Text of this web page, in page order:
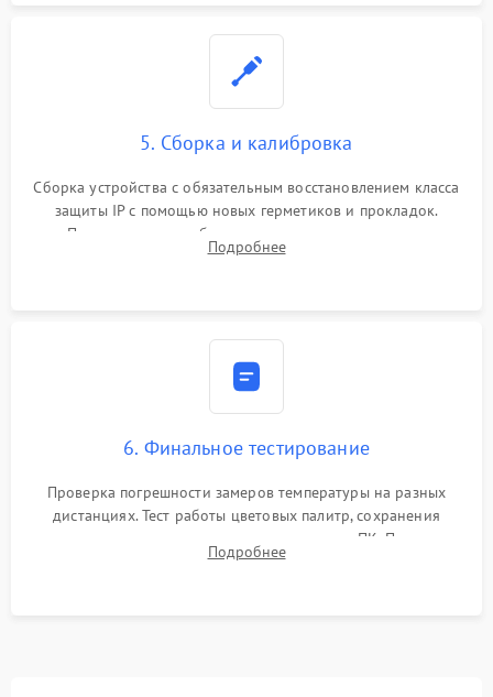
5. Сборка и калибровка
Сборка устройства с обязательным восстановлением класса
защиты IP с помощью новых герметиков и прокладок.
Программная калибровка матрицы по эталонному
абсолютно черному телу для точного измерения температур.
Подробнее
6. Финальное тестирование
Проверка погрешности замеров температуры на разных
дистанциях. Тест работы цветовых палитр, сохранения
термограмм в память и передачи данных на ПК. Проверка
автономности работы и итоговый контроль качества.
Подробнее